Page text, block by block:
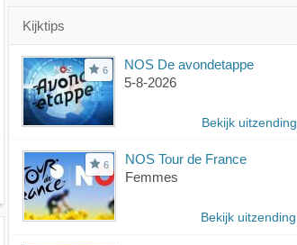
Kijktips
6
NOS De avondetappe
5-8-2026
Bekijk uitzending
6
NOS Tour de France
Femmes
Bekijk uitzending